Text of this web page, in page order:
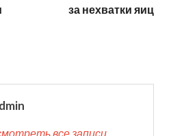
за нехватки яиц
все записи